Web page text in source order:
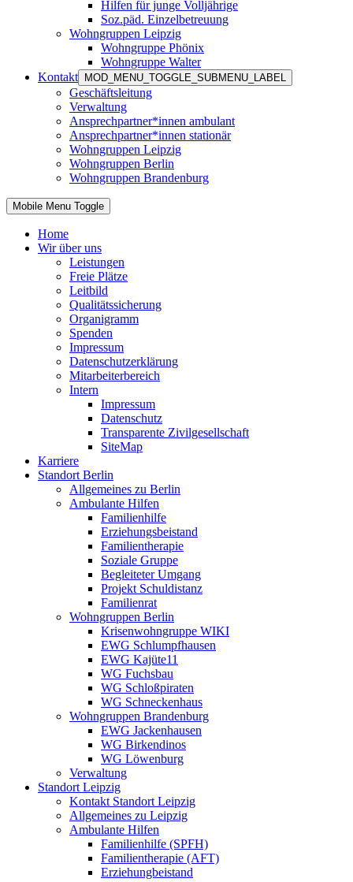
Hilfen für junge Volljährige
Soz.päd. Einzelbetreuung
Wohngruppen Leipzig
Wohngruppe Phönix
Wohngruppe Walter
Kontakt
MOD_MENU_TOGGLE_SUBMENU_LABEL
Geschäftsleitung
Verwaltung
Ansprechpartner*innen ambulant
Ansprechpartner*innen stationär
Wohngruppen Leipzig
Wohngruppen Berlin
Wohngruppen Brandenburg
Mobile Menu Toggle
Home
Wir über uns
Leistungen
Freie Plätze
Leitbild
Qualitätssicherung
Organigramm
Spenden
Impressum
Datenschutzerklärung
Mitarbeiterbereich
Intern
Impressum
Datenschutz
Transparente Zivilgesellschaft
SiteMap
Karriere
Standort Berlin
Allgemeines zu Berlin
Ambulante Hilfen
Familienhilfe
Erziehungsbeistand
Familientherapie
Soziale Gruppe
Begleiteter Umgang
Projekt Schuldistanz
Familienrat
Wohngruppen Berlin
Krisenwohngruppe WIKI
EWG Schlumpfhausen
EWG Kajüte11
WG Fuchsbau
WG Schloßpiraten
WG Schneckenhaus
Wohngruppen Brandenburg
EWG Jackenhausen
WG Birkendinos
WG Löwenburg
Verwaltung
Standort Leipzig
Kontakt Standort Leipzig
Allgemeines zu Leipzig
Ambulante Hilfen
Familienhilfe (SPFH)
Familientherapie (AFT)
Erziehungbeistand